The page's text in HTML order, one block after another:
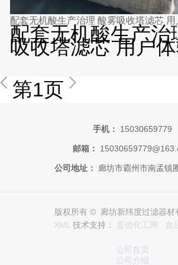
配套无机酸生产治理 酸雾吸收塔滤芯
配套无机酸生产治
吸收塔滤芯 用户
第1页
手机： 15030659779
邮箱：
公司地址： 廊坊市霸州市南孟镇
版权所有 © 廊坊新纬度过滤器材
XML 技术支持： 盖德化工网 食
公司首页
公司介绍